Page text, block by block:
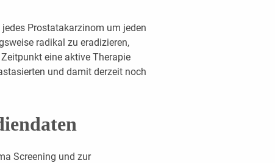
Prostatakarzinom um jeden
radikal zu eradizieren,
eine aktive Therapie
und damit derzeit noch
Screening und zur